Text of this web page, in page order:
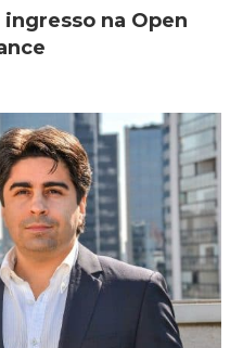
ingresso na Open